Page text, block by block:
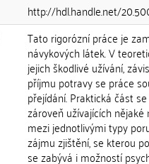
http://hdl.handle.net/
Tato rigorózní práce je
návykových látek. V
jejich škodlivé užívání,
příjmu potravy se práce
přejídání. Praktická část
zároveň užívajících
mezi jednotlivými typy
zájmu zjištění, se kterou
se zabývá i možností